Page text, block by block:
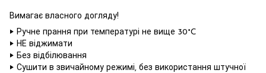
Вимагає власного догляду!
‣ Ручне прання при температурі не вище 30°C
‣ НЕ віджимати
‣ Без відбілювання
‣ Сушити в звичайному режимі, без використання штучної